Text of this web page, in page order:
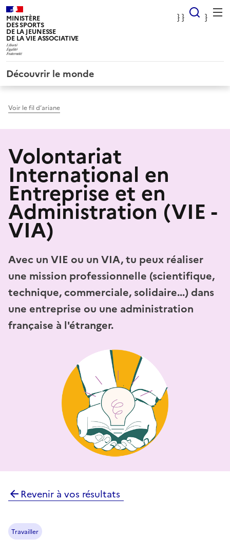
MINISTÈRE
DES SPORTS
DE LA JEUNESSE
DE LA VIE ASSOCIATIVE
} } }
}
Découvrir le monde
Voir le fil d’ariane
Volontariat
International en
Entreprise et en
Administration (VIE -
VIA)
Avec un VIE ou un VIA, tu peux réaliser
une mission professionnelle (scientifique,
technique, commerciale, solidaire...) dans
une entreprise ou une administration
française à l'étranger.
Revenir à vos résultats
Travailler
Panneau de gestion des cookies